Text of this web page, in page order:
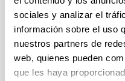
sociales y analizar el
información sobre el uso
nuestros partners de
web, quienes pueden
que les haya
Departamento de
Ingeniería
C